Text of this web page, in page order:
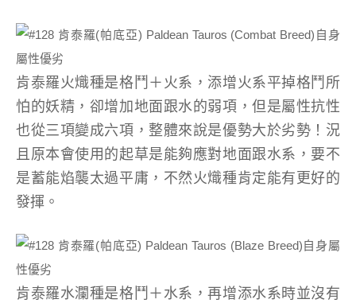
肯泰羅火熾種是格鬥＋火系，添增火系平掉格鬥所
怕的妖精，卻增加地面跟水的弱項，但是屬性抗性
也從三項變成六項，整體來說是優勢大於劣勢！況
且原本會使用的起草是能夠應對地面跟水系，要不
是蓄能焰襲太過平庸，不然火熾種肯定能有更好的
發揮。
肯泰羅水瀾種是格鬥＋水系，再增添水系時並沒有